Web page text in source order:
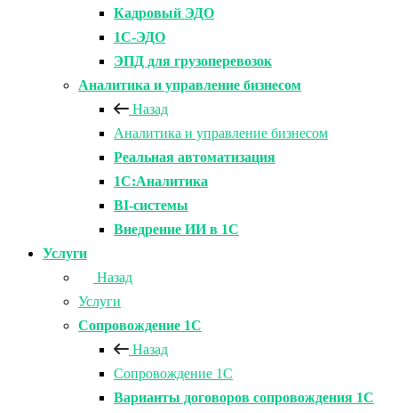
Кадровый ЭДО
1С-ЭДО
ЭПД для грузоперевозок
Аналитика и управление бизнесом
Назад
Аналитика и управление бизнесом
Реальная автоматизация
1С:Аналитика
BI-системы
Внедрение ИИ в 1С
Услуги
Назад
Услуги
Сопровождение 1С
Назад
Сопровождение 1С
Варианты договоров сопровождения 1С